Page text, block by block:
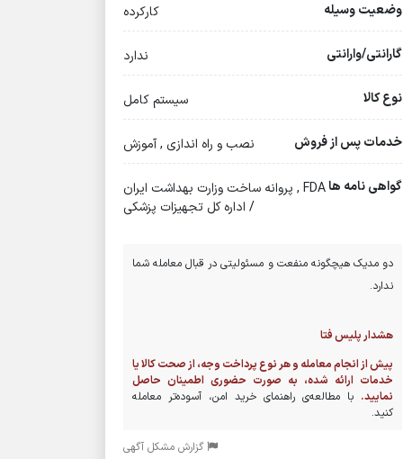
وضعیت وسیله کارکرده
گارانتی/وارانتی ندارد
نوع کالا سیستم کامل
خدمات پس از فروش نصب و راه اندازی , آموزش
گواهی نامه ها
FDA , پروانه ساخت وزارت بهداشت ایران
/ اداره کل تجهیزات پزشکی
دو مدیک هیچگونه منفعت و مسئولیتی در قبال معامله شما
ندارد.
هشدار پلیس فتا
پیش از انجام معامله و هر نوع پرداخت وجه، از صحت کالا یا
خدمات ارائه شده، به صورت حضوری اطمینان حاصل
نمایید. با مطالعه‌ی راهنمای خرید امن، آسوده‌تر معامله
کنید.
گزارش مشکل آگهی